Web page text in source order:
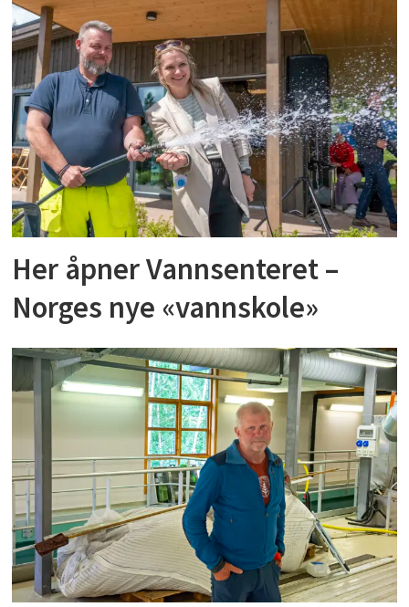
Her åpner Vannsenteret –
Norges nye «vannskole»